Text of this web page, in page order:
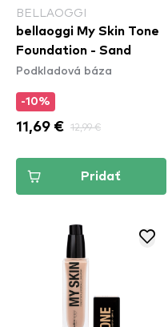
BELLAOGGI
bellaoggi My Skin Tone
Foundation - Sand
Podkladová báza
-10%
11,69 € 12,99 €
Pridať